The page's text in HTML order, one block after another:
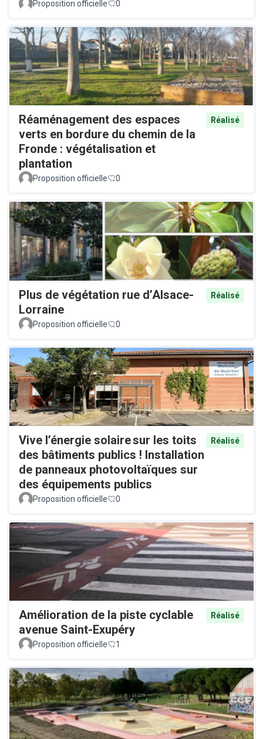
Proposition officielle 0
Réaménagement des espaces
verts en bordure du chemin de la
Fronde : végétalisation et
plantation
Réalisé
Proposition officielle 0
Plus de végétation rue d’Alsace-
Lorraine
Réalisé
Proposition officielle 0
Vive l’énergie solaire sur les toits
des bâtiments publics ! Installation
de panneaux photovoltaïques sur
des équipements publics
Réalisé
Proposition officielle 0
Amélioration de la piste cyclable
avenue Saint-Exupéry
Réalisé
Proposition officielle 1